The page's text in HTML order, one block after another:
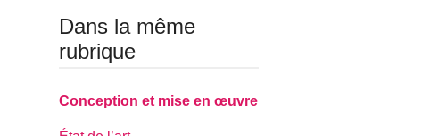
Dans la même
rubrique
Conception et mise en œuvre